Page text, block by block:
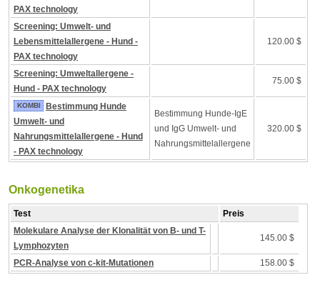
PAX technology
Screening: Umwelt- und
Lebensmittelallergene - Hund -
PAX technology
120.00 $
Screening: Umweltallergene -
Hund - PAX technology
75.00 $
KOMBI
Bestimmung Hunde
Umwelt- und
Nahrungsmittelallergene - Hund
- PAX technology
Bestimmung Hunde-IgE
und IgG Umwelt- und
Nahrungsmittelallergene
320.00 $
Onkogenetika
Test
Preis
Molekulare Analyse der Klonalität von B- und T-
Lymphozyten
145.00 $
PCR-Analyse von c-kit-Mutationen 158.00 $